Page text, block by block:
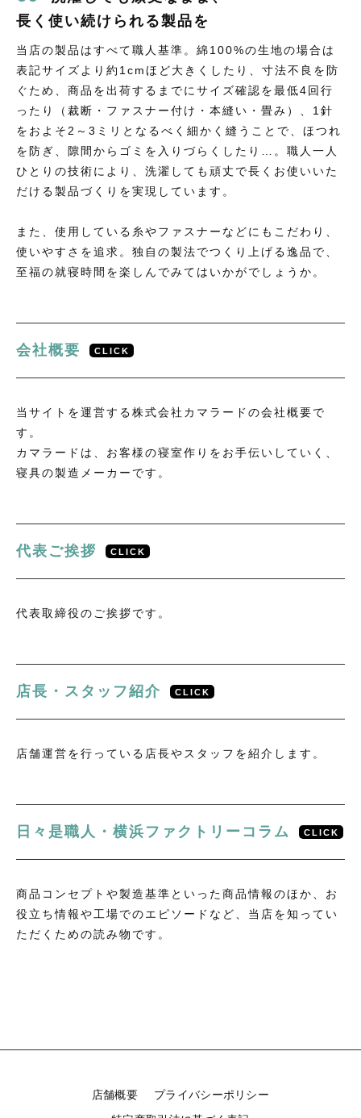
長く使い続けられる製品を
当店の製品はすべて職人基準。綿100%の生地の場合は
表記サイズより約1cmほど大きくしたり、寸法不良を防
ぐため、商品を出荷するまでにサイズ確認を最低4回行
ったり（裁断・ファスナー付け・本縫い・畳み）、1針
をおよそ2～3ミリとなるべく細かく縫うことで、ほつれ
を防ぎ、隙間からゴミを入りづらくしたり…。職人一人
ひとりの技術により、洗濯しても頑丈で長くお使いいた
だける製品づくりを実現しています。
また、使用している糸やファスナーなどにもこだわり、
使いやすさを追求。独自の製法でつくり上げる逸品で、
至福の就寝時間を楽しんでみてはいかがでしょうか。
会社概要 CLICK
当サイトを運営する株式会社カマラードの会社概要で
す。
カマラードは、お客様の寝室作りをお手伝いしていく、
寝具の製造メーカーです。
代表ご挨拶 CLICK
代表取締役のご挨拶です。
店長・スタッフ紹介 CLICK
店舗運営を行っている店長やスタッフを紹介します。
日々是職人・横浜ファクトリーコラム CLICK
商品コンセプトや製造基準といった商品情報のほか、お
役立ち情報や工場でのエピソードなど、当店を知ってい
ただくための読み物です。
店舗概要
プライバシーポリシー
商品コンセプト
製造基準
サービス
カバー・シーツ等の基礎知識
工場見学
スタッフ日記
店舗概要
インスタグラム
お買い物ガイド
ログイン
日
月 火 水 木 金
土
28 30
2
3 4 5 6 7
8
9
10 11 12 13 14
15
2 3 4